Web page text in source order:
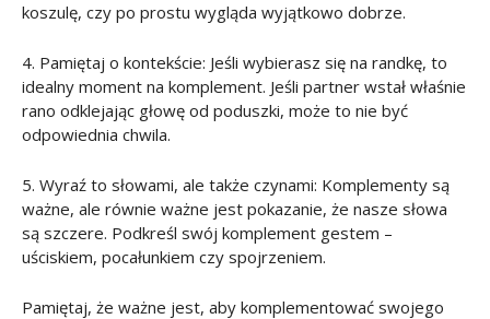
koszulę, czy po prostu wygląda wyjątkowo dobrze.
4. Pamiętaj o kontekście: Jeśli wybierasz się na randkę, to
idealny moment na komplement. Jeśli partner wstał właśnie
rano odklejając głowę od poduszki, może to nie być
odpowiednia chwila.
5. Wyraź to słowami, ale także czynami: Komplementy są
ważne, ale równie ważne jest pokazanie, że nasze słowa
są szczere. Podkreśl swój komplement gestem –
uściskiem, pocałunkiem czy spojrzeniem.
Pamiętaj, że ważne jest, aby komplementować swojego